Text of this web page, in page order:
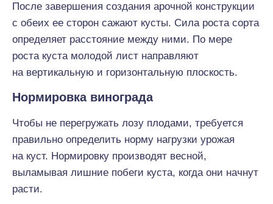
После завершения создания арочной конструкции
с обеих ее сторон сажают кусты. Сила роста сорта
определяет расстояние между ними. По мере
роста куста молодой лист направляют
на вертикальную и горизонтальную плоскость.
Нормировка винограда
Чтобы не перегружать лозу плодами, требуется
правильно определить норму нагрузки урожая
на куст. Нормировку производят весной,
выламывая лишние побеги куста, когда они начнут
расти.